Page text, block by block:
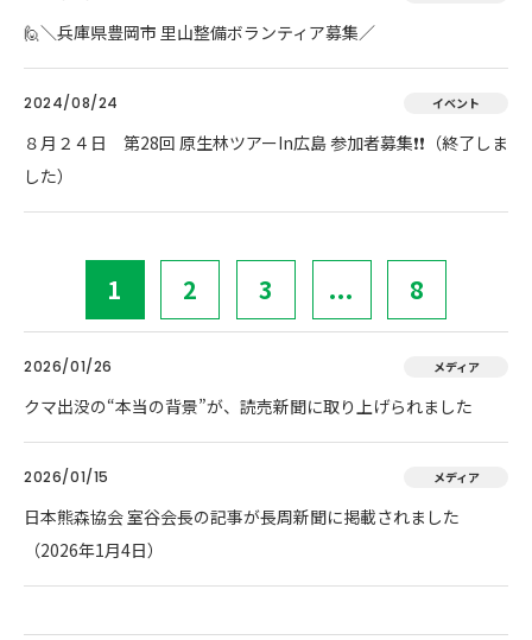
🙋＼兵庫県豊岡市 里山整備ボランティア募集／
2024/08/24 イベント
８月２４日 第28回 原生林ツアーIn広島 参加者募集❗❗（終了しま
した）
1 2 3 ... 8
2026/01/26 メディア
クマ出没の“本当の背景”が、読売新聞に取り上げられました
2026/01/15 メディア
日本熊森協会 室谷会長の記事が長周新聞に掲載されました
（2026年1月4日）